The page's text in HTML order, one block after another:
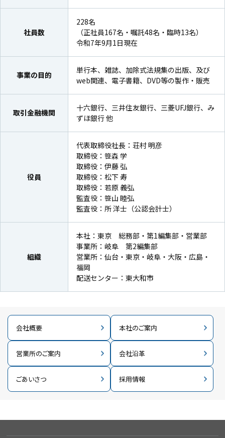
社員数
228名
（正社員167名・嘱託48名・臨時13名）
令和7年9月1日現在
事業の目的
単行本、雑誌、加除式法規集の出版、及び
web関連、電子書籍、DVD等の製作・販売
取引金融機関
十六銀行、三井住友銀行、三菱UFJ銀行、み
ずほ銀行 他
役員
代表取締役社長：荘村 明彦
取締役：笹森 学
取締役：伊藤 弘
取締役：松下 寿
取締役：若原 義弘
監査役：笹山 睦弘
監査役：所 洋士（公認会計士）
組織
本社：東京 総務部・第1編集部・営業部
事業所：岐阜 第2編集部
営業所：仙台・東京・岐阜・大阪・広島・
福岡
配送センター：東大和市
会社概要 本社のご案内
営業所のご案内 会社沿革
ごあいさつ 採用情報